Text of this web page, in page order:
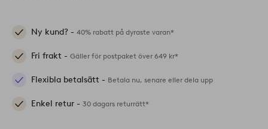
Ny kund? - 40% rabatt på dyraste varan*
Fri frakt - Gäller för postpaket över 649 kr*
Flexibla betalsätt - Betala nu, senare eller dela upp
Enkel retur - 30 dagars returrätt*